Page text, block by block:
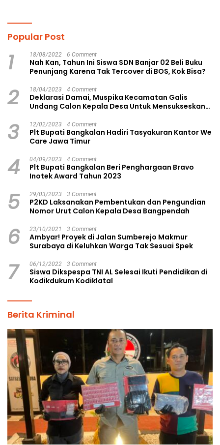
Popular Post
1 18/08/2022 6 Comment
Nah Kan, Tahun Ini Siswa SDN Banjar 02 Beli Buku
Penunjang Karena Tak Tercover di BOS, Kok Bisa?
2 18/04/2023 4 Comment
Deklarasi Damai, Muspika Kecamatan Galis
Undang Calon Kepala Desa Untuk Mensukseskan
3 12/02/2023 4 Comment
Plt Bupati Bangkalan Hadiri Tasyakuran Kantor We
Care Jawa Timur
4 04/09/2023 4 Comment
Plt Bupati Bangkalan Beri Penghargaan Bravo
Inotek Award Tahun 2023
5 29/03/2023 3 Comment
P2KD Laksanakan Pembentukan dan Pengundian
Nomor Urut Calon Kepala Desa Bangpendah
6 23/10/2021 3 Comment
Ambyar! Proyek di Jalan Sumberejo Makmur
Surabaya di Keluhkan Warga Tak Sesuai Spek
7 06/12/2022 3 Comment
Siswa Dikspespa TNI AL Selesai Ikuti Pendidikan di
Kodikdukum Kodiklatal
Berita Kriminal